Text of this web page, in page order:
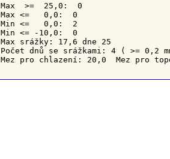
Max  >=  25,0:  0
Max <=   0,0:  0
Min <=   0,0:  2
Min <= -10,0:  0
Max srážky: 17,6 dne 25
Počet dnů se srážkami: 4 ( >= 0,2